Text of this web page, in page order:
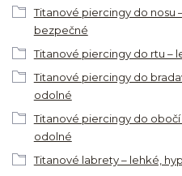
Titanové piercingy do nosu
bezpečné
Titanové piercingy do rtu –
Titanové piercingy do
odolné
Titanové piercingy do
odolné
Titanové labrety – lehké,